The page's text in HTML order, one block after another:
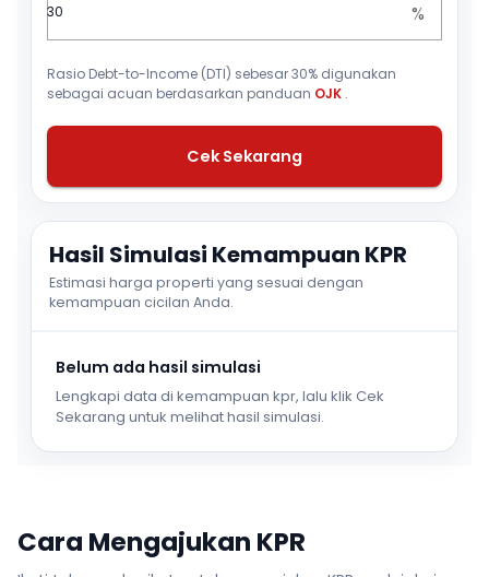
%
Rasio Debt-to-Income (DTI) sebesar 30% digunakan
sebagai acuan berdasarkan panduan OJK .
Cek Sekarang
Hasil Simulasi Kemampuan KPR
Estimasi harga properti yang sesuai dengan
kemampuan cicilan Anda.
Belum ada hasil simulasi
Lengkapi data di kemampuan kpr, lalu klik Cek
Sekarang untuk melihat hasil simulasi.
Cara Mengajukan KPR